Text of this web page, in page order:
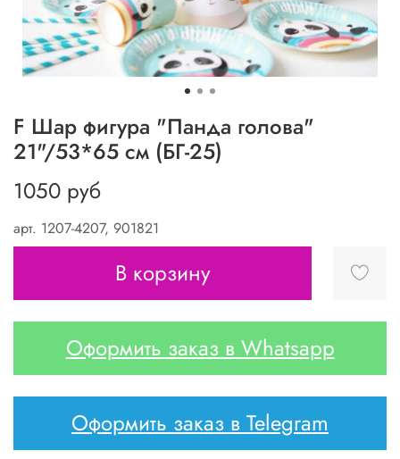
арт. 1207-4207, 901821
F Шар фигура "Панда голова"
21"/53*65 см (БГ-25)
1050 руб
В корзину
Оформить заказ в Whatsapp
Оформить заказ в Telegram